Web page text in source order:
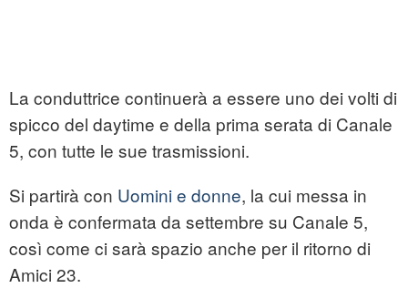
La conduttrice continuerà a essere uno dei volti di
spicco del daytime e della prima serata di Canale
5, con tutte le sue trasmissioni.
Si partirà con Uomini e donne, la cui messa in
onda è confermata da settembre su Canale 5,
così come ci sarà spazio anche per il ritorno di
Amici 23.